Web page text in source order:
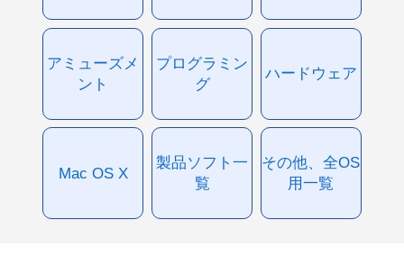
アミューズメ
ント
プログラミン
グ
ハードウェア
Mac OS X
製品ソフト一
覧
その他、全OS
用一覧